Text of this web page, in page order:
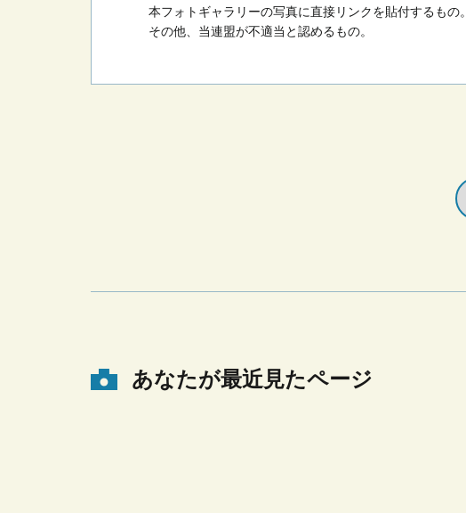
本フォトギャラリーの写真に直接リンクを貼付するもの。
その他、当連盟が不適当と認めるもの。
あなたが最近見たページ